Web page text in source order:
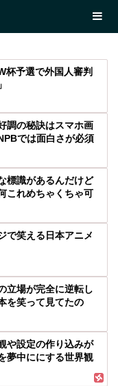
杯予選で外国人審判
調の秘訣はスマホ画
では面白さが必須
標識があるんだけど
これめちゃくちゃ可
で笑える日本アニメ
立場が完全に逆転し
笑って見てたの
や設定の作り込みが
夢中ににする世界観